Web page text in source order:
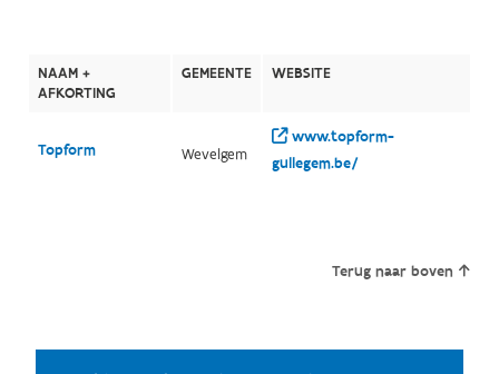
NAAM +
AFKORTING
GEMEENTE WEBSITE
Topform Wevelgem
www.topform-
gullegem.be/
Terug naar boven